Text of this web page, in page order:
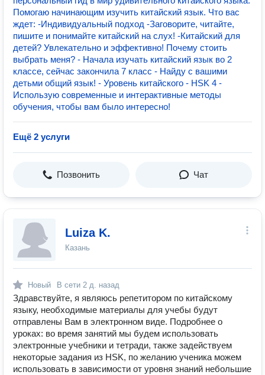
Помогаю начинающим изучить китайский язык. Что вас
ждет: -Индивидуальный подход -Заговорите, читайте,
пишите и понимайте китайский на слух! -Китайский для
детей? Увлекательно и эффективно! Почему стоить
выбрать меня? - Начала изучать китайский язык во 2
классе, сейчас закончила 7 класс - Найду с вашими
детьми общий язык! - Уровень китайского - HSK 4 -
Использую современные и интерактивные методы
обучения, чтобы вам было интересно!
Ещё 2 услуги
Позвонить Чат
Luiza K.
Казань
Новый В сети 2 д. назад
Здравствуйте, я являюсь репетитором по китайскому
языку, необходимые материалы для учебы будут
отправлены Вам в электронном виде. Подробнее о
уроках: во время занятий мы будем использовать
электронные учебники и тетради, также задействуем
некоторые задания из HSK, по желанию ученика можем
использовать в зависимости от уровня знаний небольшие